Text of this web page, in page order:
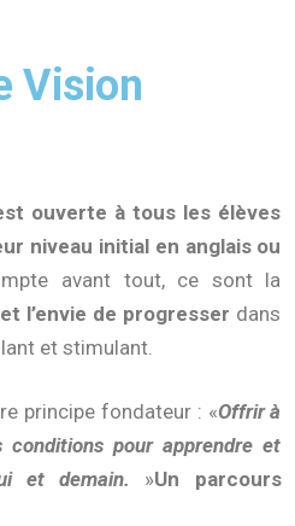
Vision
ouverte à tous les élèves
niveau initial en anglais ou
avant tout, ce sont la
l’envie de progresser dans
et stimulant.
principe fondateur : «Offrir à
conditions pour apprendre et
et demain.
»Un parcours